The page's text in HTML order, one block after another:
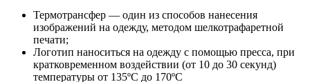
Термотрансфер — один из способов нанесения
изображений на одежду, методом шелкотрафаретной
печати;
Логотип наноситься на одежду с помощью пресса, при
кратковременном воздействии (от 10 до 30 секунд)
температуры от 135ºС до 170ºС